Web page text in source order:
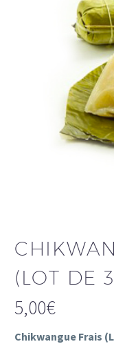
(LOT DE
5,00€
Chikwangue Frais